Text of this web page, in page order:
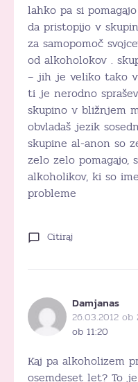
lahko pa si
da pristopijo v
za samopomoč
od alkoholokov .
– jih je veliko tako
ti je nerodno
skupino v bližnjem
obvladaš jezik
skupine al-anon so
zelo zelo pomagajo,
alkoholikov, ki so
probleme
Citiraj
Damjanas
26.03.2012 ob
ob 11:20
Kaj pa alkoholizem
osemdeset let? To